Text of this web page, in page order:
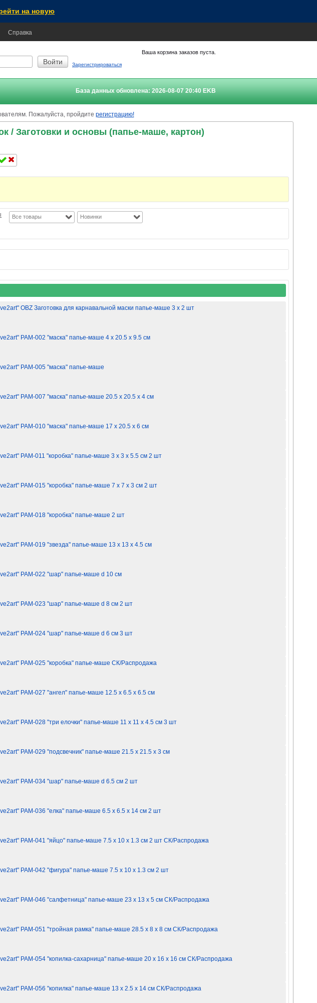
на новую
Справка
Зарегистрироваться
Ваша корзина заказов пуста.
База данных обновлена: 2026-08-07 20:40 EKB
Пожалуйста, пройдите регистрацию!
/ Заготовки и основы (папье-маше, картон)
Все товары Новинки
OBZ Заготовка для карнавальной маски папье-маше 3 х 2 шт
PAM-002 "маска" папье-маше 4 х 20.5 х 9.5 см
PAM-005 "маска" папье-маше
PAM-007 "маска" папье-маше 20.5 х 20.5 х 4 см
PAM-010 "маска" папье-маше 17 х 20.5 х 6 см
PAM-011 "коробка" папье-маше 3 х 3 х 5.5 см 2 шт
PAM-015 "коробка" папье-маше 7 х 7 х 3 см 2 шт
PAM-018 "коробка" папье-маше 2 шт
PAM-019 "звезда" папье-маше 13 х 13 х 4.5 см
PAM-022 "шар" папье-маше d 10 см
PAM-023 "шар" папье-маше d 8 см 2 шт
PAM-024 "шар" папье-маше d 6 см 3 шт
PAM-025 "коробка" папье-маше СК/Распродажа
PAM-027 "ангел" папье-маше 12.5 х 6.5 х 6.5 см
PAM-028 "три елочки" папье-маше 11 х 11 х 4.5 см 3 шт
PAM-029 "подсвечник" папье-маше 21.5 х 21.5 х 3 см
PAM-034 "шар" папье-маше d 6.5 см 2 шт
PAM-036 "елка" папье-маше 6.5 х 6.5 х 14 см 2 шт
PAM-041 "яйцо" папье-маше 7.5 х 10 х 1.3 см 2 шт СК/Распродажа
PAM-042 "фигура" папье-маше 7.5 х 10 х 1.3 см 2 шт
PAM-046 "салфетница" папье-маше 23 х 13 х 5 см СК/Распродажа
PAM-051 "тройная рамка" папье-маше 28.5 х 8 х 8 см СК/Распродажа
PAM-054 "копилка-сахарница" папье-маше 20 х 16 х 16 см СК/Распродажа
PAM-056 "копилка" папье-маше 13 х 2.5 х 14 см СК/Распродажа